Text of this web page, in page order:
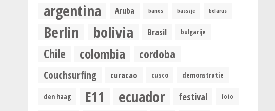
argentina Aruba banos basszje belarus
Berlin bolivia Brasil bulgarije
Chile colombia cordoba
Couchsurfing curacao cusco demonstratie
den haag E11 ecuador festival foto